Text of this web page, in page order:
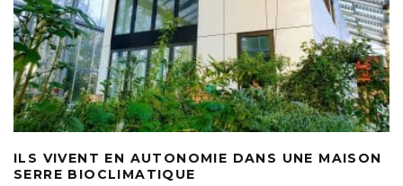
ILS VIVENT EN AUTONOMIE DANS UNE MAISON
SERRE BIOCLIMATIQUE